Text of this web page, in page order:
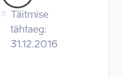
Täitmise
tähtaeg:
31.12.2016